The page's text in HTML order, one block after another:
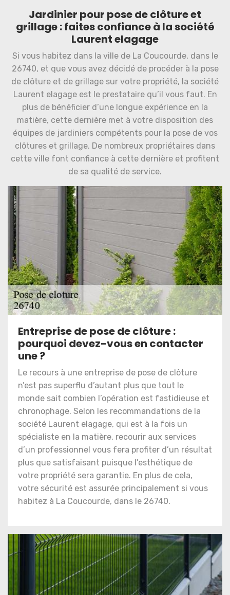
Jardinier pour pose de clôture et
grillage : faites confiance à la société
Laurent elagage
Si vous habitez dans la ville de La Coucourde, dans le
26740, et que vous avez décidé de procéder à la pose
de clôture et de grillage sur votre propriété, la société
Laurent elagage est le prestataire qu’il vous faut. En
plus de bénéficier d’une longue expérience en la
matière, cette dernière met à votre disposition des
équipes de jardiniers compétents pour la pose de vos
clôtures et grillage. De nombreux propriétaires dans
cette ville font confiance à cette dernière et profitent
de sa qualité de service.
Entreprise de pose de clôture :
pourquoi devez-vous en contacter
une ?
Le recours à une entreprise de pose de clôture
n’est pas superflu d’autant plus que tout le
monde sait combien l’opération est fastidieuse et
chronophage. Selon les recommandations de la
société Laurent elagage, qui est à la fois un
spécialiste en la matière, recourir aux services
d’un professionnel vous fera profiter d’un résultat
plus que satisfaisant puisque l’esthétique de
votre propriété sera garantie. En plus de cela,
votre sécurité est assurée principalement si vous
habitez à La Coucourde, dans le 26740.